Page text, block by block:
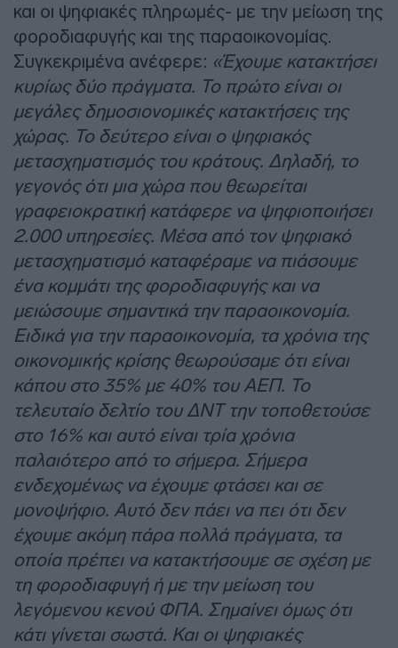
και οι ψηφιακές πληρωμές- με την μείωση της
φοροδιαφυγής και της παραοικονομίας.
Συγκεκριμένα ανέφερε: «Έχουμε κατακτήσει
κυρίως δύο πράγματα. Το πρώτο είναι οι
μεγάλες δημοσιονομικές κατακτήσεις της
χώρας. Το δεύτερο είναι ο ψηφιακός
μετασχηματισμός του κράτους. Δηλαδή, το
γεγονός ότι μια χώρα που θεωρείται
γραφειοκρατική κατάφερε να ψηφιοποιήσει
2.000 υπηρεσίες. Μέσα από τον ψηφιακό
μετασχηματισμό καταφέραμε να πιάσουμε
ένα κομμάτι της φοροδιαφυγής και να
μειώσουμε σημαντικά την παραοικονομία.
Ειδικά για την παραοικονομία, τα χρόνια της
οικονομικής κρίσης θεωρούσαμε ότι είναι
κάπου στο 35% με 40% του ΑΕΠ. Το
τελευταίο δελτίο του ΔΝΤ την τοποθετούσε
στο 16% και αυτό είναι τρία χρόνια
παλαιότερο από το σήμερα. Σήμερα
ενδεχομένως να έχουμε φτάσει και σε
μονοψήφιο. Αυτό δεν πάει να πει ότι δεν
έχουμε ακόμη πάρα πολλά πράγματα, τα
οποία πρέπει να κατακτήσουμε σε σχέση με
τη φοροδιαφυγή ή με την μείωση του
λεγόμενου κενού ΦΠΑ. Σημαίνει όμως ότι
κάτι γίνεται σωστά. Και οι ψηφιακές